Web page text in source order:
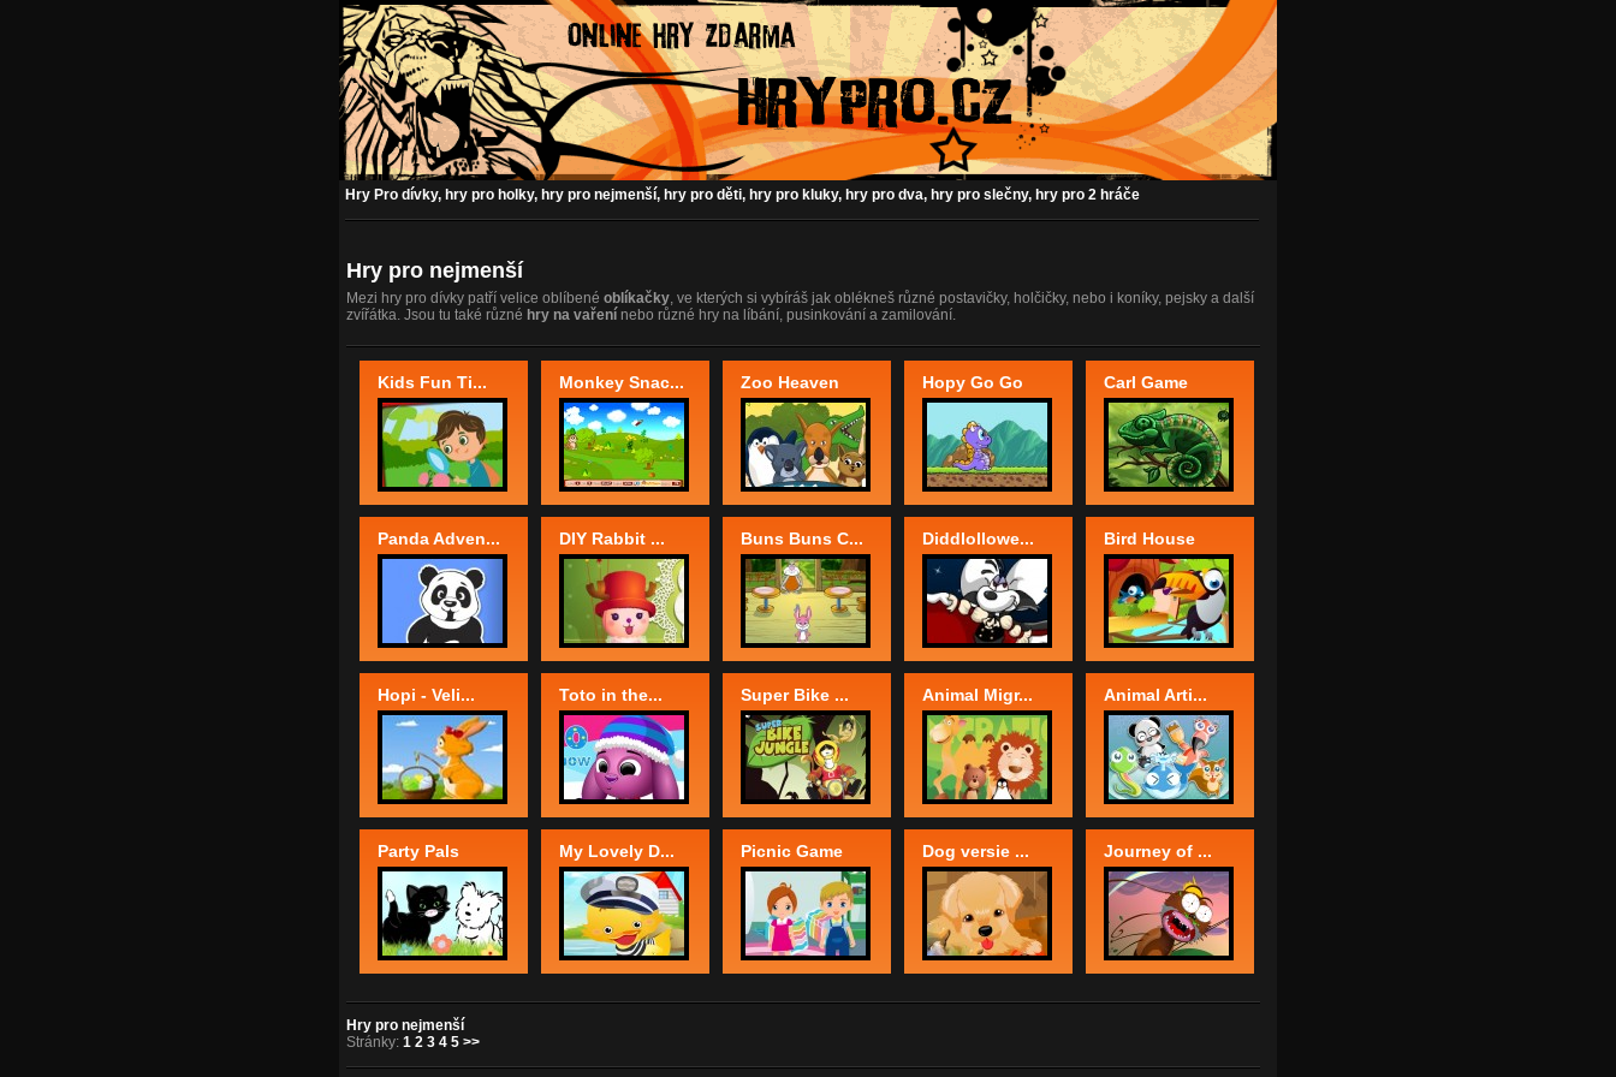
Hry Pro dívky, hry pro holky, hry pro nejmenší, hry pro děti, hry pro kluky, hry pro dva, hry pro slečny, hry pro 2 hráče
Hry pro nejmenší
Mezi hry pro dívky patří velice oblíbené oblíkačky, ve kterých si vybíráš jak oblékneš různé postavičky, holčičky, nebo i koníky, pejsky a další
zvířátka. Jsou tu také různé hry na vaření nebo různé hry na líbání, pusinkování a zamilování.
Kids Fun Ti... Monkey Snac... Zoo Heaven Hopy Go Go Carl Game
Panda Adven... DIY Rabbit ... Buns Buns C... Diddlollowe... Bird House
Hopi - Veli... Toto in the... Super Bike ... Animal Migr... Animal Arti...
Party Pals My Lovely D... Picnic Game Dog versie ... Journey of ...
Hry pro nejmenší
Stránky: 1 2 3 4 5 >>